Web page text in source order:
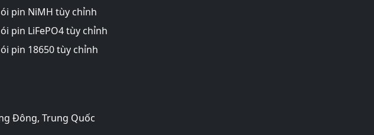
pin NiMH tùy chỉnh
pin LiFePO4 tùy chỉnh
pin 18650 tùy chỉnh
Đông, Trung Quốc